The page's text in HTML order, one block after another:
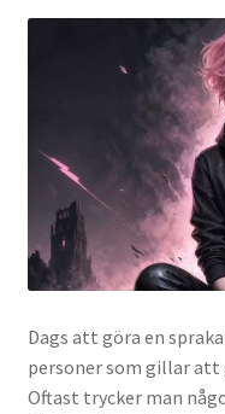
Dags att göra en
personer som gillar
Oftast trycker man